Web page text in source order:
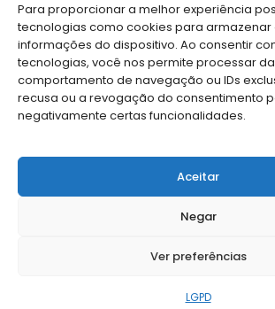
Para proporcionar a melhor experiência
tecnologias como cookies para
informações do dispositivo. Ao consentir
tecnologias, você nos permite processar
comportamento de navegação ou IDs
recusa ou a revogação do consentimento
negativamente certas funcionalidades.
Aceitar
Negar
Ver preferências
LGPD
CAMPANHAS
SERVIÇOS
FILIADAS
FALE CONOSCO
Solicite Apoio Institucional da AMB